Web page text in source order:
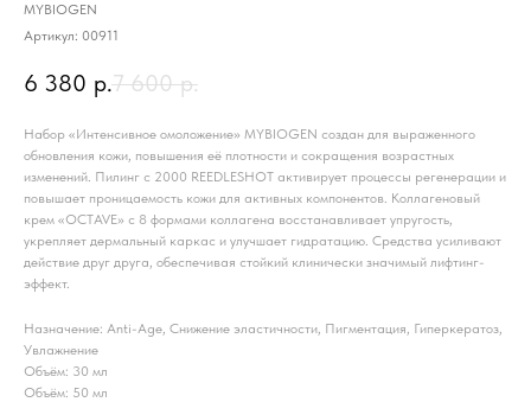
MYBIOGEN
Артикул: 00911
6 380 р.7 600 р.
Набор «Интенсивное омоложение» MYBIOGEN создан для выраженного
обновления кожи, повышения её плотности и сокращения возрастных
изменений. Пилинг с 2000 REEDLESHOT активирует процессы регенерации и
повышает проницаемость кожи для активных компонентов. Коллагеновый
крем «OCTAVE» с 8 формами коллагена восстанавливает упругость,
укрепляет дермальный каркас и улучшает гидратацию. Средства усиливают
действие друг друга, обеспечивая стойкий клинически значимый лифтинг-
эффект.
Назначение: Anti-Age, Снижение эластичности, Пигментация, Гиперкератоз,
Увлажнение
Объём: 30 мл
Объём: 50 мл